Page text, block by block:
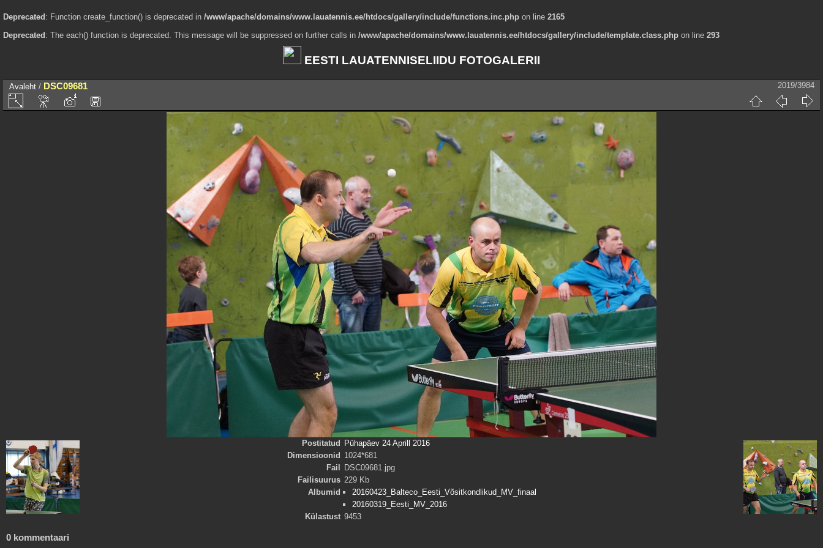
Deprecated : Function create_function() is deprecated in /www/apache/domains/www.lauatennis.ee/htdocs/gallery/include/functions.inc.php on line 2165
Deprecated : The each() function is deprecated. This message will be suppressed on further calls in /www/apache/domains/www.lauatennis.ee/htdocs/gallery/include/template.class.php on line 293
EESTI LAUATENNISELIIDU FOTOGALERII
Avaleht / DSC09681 2019/3984
Postitatud
Pühapäev 24 Aprill 2016
Dimensioonid 1024*681
Fail
DSC09681.jpg
Failisuurus 229 Kb
Albumid
20160423_Balteco_Eesti_Võsitkondlikud_MV_finaal
20160319_Eesti_MV_2016
Külastust 9453
0 kommentaari